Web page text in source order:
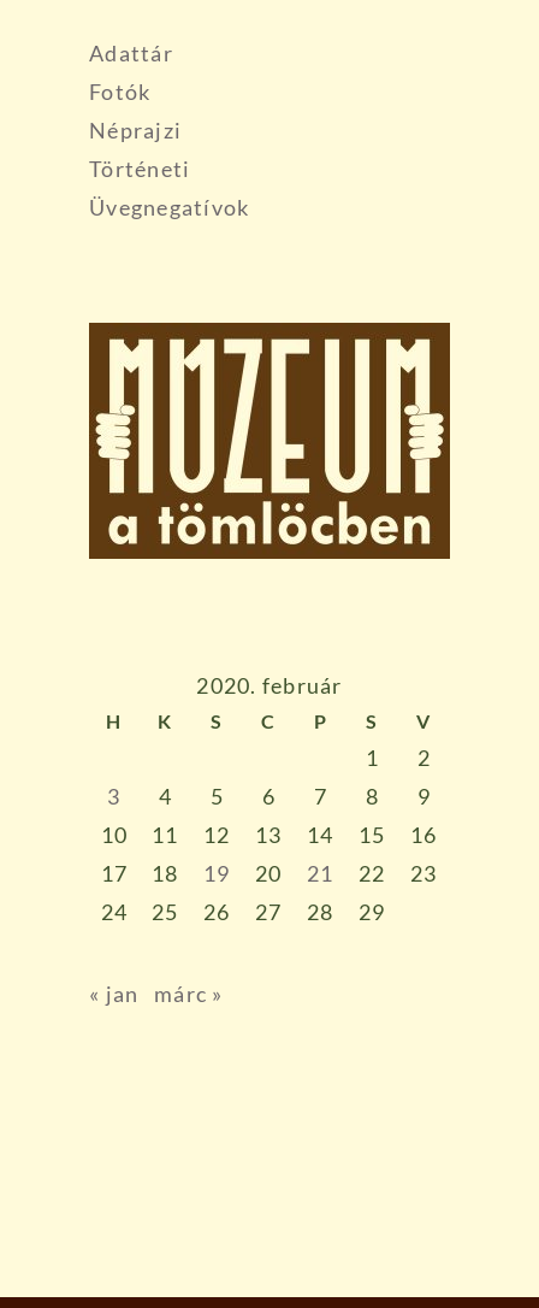
Adattár
Fotók
Néprajzi
Történeti
Üvegnegatívok
2020. február
H K S C P S V
1
2
3
4 5 6 7 8
9
10
11 12 13 14 15
16
17
18 19 20 21 22
23
24
25 26 27 28 29
« jan márc »